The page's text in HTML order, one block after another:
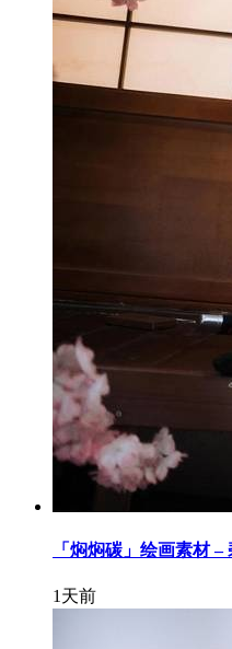
「焖焖碳」绘画素材
1天前